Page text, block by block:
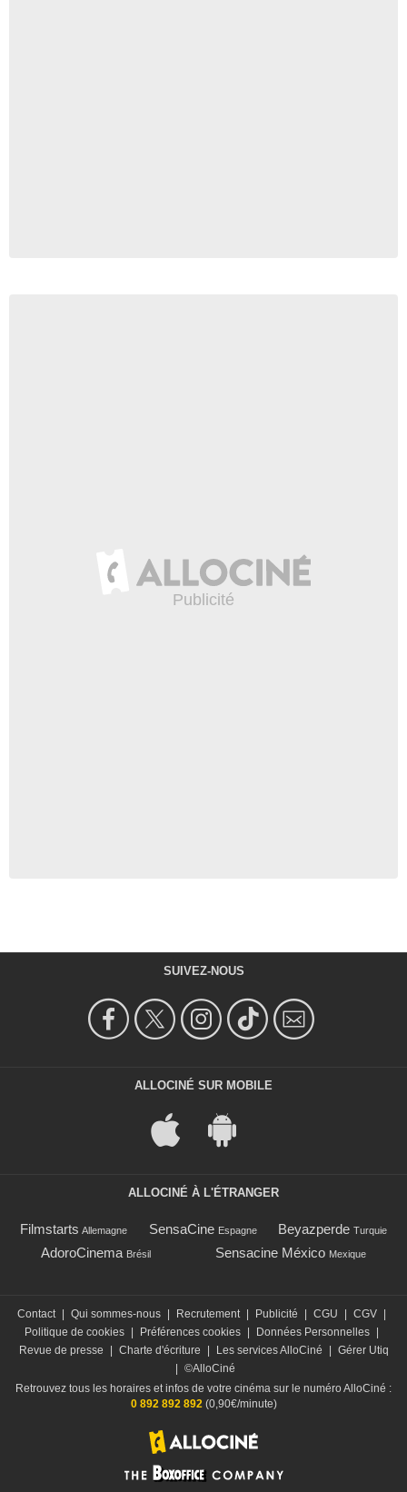
SUIVEZ-NOUS
ALLOCINÉ SUR MOBILE
ALLOCINÉ À L'ÉTRANGER
Filmstarts Allemagne SensaCine Espagne Beyazperde Turquie
AdoroCinema Brésil Sensacine México Mexique
Contact Qui sommes-nous Recrutement Publicité CGU CGV
Politique de cookies
Préférences cookies Données Personnelles
Revue de presse
Charte d'écriture Les services AlloCiné
Gérer Utiq
©AlloCiné
Retrouvez tous les horaires et infos de votre cinéma sur le numéro AlloCiné :
0 892 892 892(0,90€/minute)